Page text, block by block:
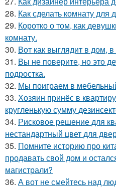
28. Как сделать комнату для
29. Коротко о том, как
комнату.
30. Вот как выглядит в дом,
31. Вы не поверите, но это
подростка.
32. Мы поиграем в
33. Хозяин принёс в
кругленькую сумму
34. Рисковое решение для
нестандартный цвет для
35. Помните историю про
продавать свой дом и
магистрали?
36. А вот не смейтесь над